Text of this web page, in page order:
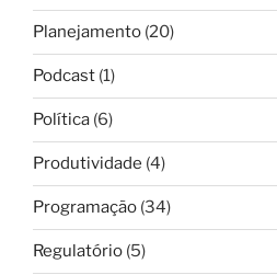
Planejamento (20)
Podcast (1)
Política (6)
Produtividade (4)
Programação (34)
Regulatório (5)